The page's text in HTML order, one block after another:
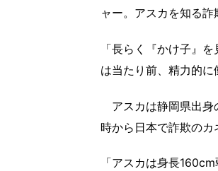
ャー。アスカを知る詐
「長らく『かけ子』
は当たり前、精力的に
アスカは静岡県出身
時から日本で詐欺のカ
「アスカは身長